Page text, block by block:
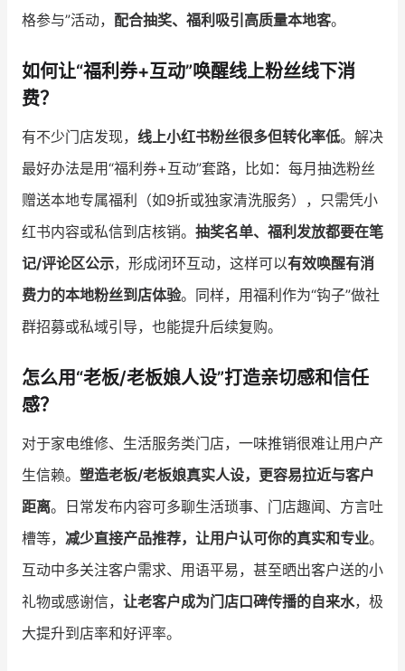
格参与”活动， 配合抽奖、福利吸引高质量本地客。
如何让“福利券+互动”唤醒线上粉丝线下消
费？
有不少门店发现， 线上小红书粉丝很多但转化率低。解决
最好办法是用“福利券+互动”套路，比如：每月抽选粉丝
赠送本地专属福利（如9折或独家清洗服务），只需凭小
红书内容或私信到店核销。 抽奖名单、福利发放都要在笔
记/评论区公示，形成闭环互动，这样可以有效唤醒有消
费力的本地粉丝到店体验。同样，用福利作为“钩子”做社
群招募或私域引导，也能提升后续复购。
怎么用“老板/老板娘人设”打造亲切感和信任
感？
对于家电维修、生活服务类门店，一味推销很难让用户产
生信赖。 塑造老板/老板娘真实人设，更容易拉近与客户
距离。日常发布内容可多聊生活琐事、门店趣闻、方言吐
槽等， 减少直接产品推荐，让用户认可你的真实和专业。
互动中多关注客户需求、用语平易，甚至晒出客户送的小
礼物或感谢信， 让老客户成为门店口碑传播的自来水，极
大提升到店率和好评率。